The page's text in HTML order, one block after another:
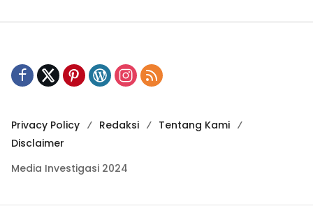
Privacy Policy Redaksi
Tentang Kami
Disclaimer
Media Investigasi 2024